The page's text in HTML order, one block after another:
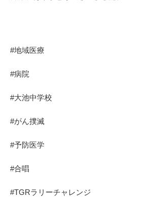
#地域医療
#病院
#大池中学校
#がん撲滅
#予防医学
#合唱
#TGRラリーチャレンジ